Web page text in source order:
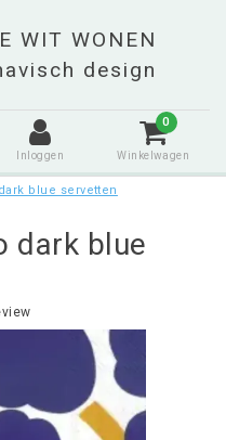
Inloggen
0
Winkelwagen
blue servetten
dark blue